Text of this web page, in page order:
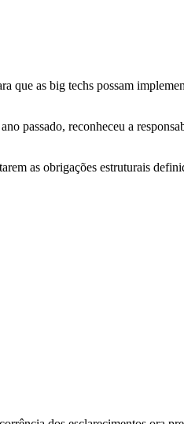
as big techs possam
passado, reconheceu a
as obrigações estruturais